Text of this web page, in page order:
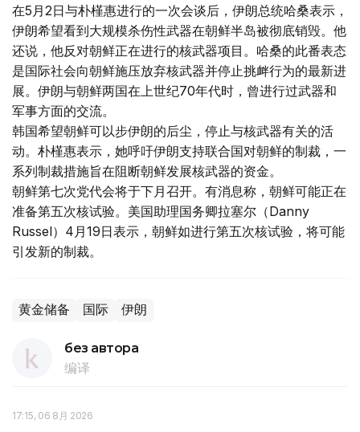
在5月2日与朴槿惠进行的一次会谈后，伊朗总统哈桑表示，
伊朗希望看到大规模杀伤性武器在朝鲜半岛被彻底销毁。他
还说，他反对朝鲜正在进行的核武器项目。哈桑的此番表态
是国际社会向朝鲜施压放弃核武器并停止挑衅行为的最新进
展。伊朗与朝鲜两国在上世纪70年代时，曾进行过武器和
军事方面的交流。
韩国希望朝鲜可以步伊朗的后尘，停止与核武器有关的活
动。朴槿惠表示，她呼吁伊朗支持联合国对朝鲜的制裁，一
系列制裁措施旨在阻断朝鲜发展核武器的资金。
朝鲜第七次党代会将于下月召开。有消息称，朝鲜可能正在
准备第五次核试验。美国助理国务卿拉塞尔（Danny
Russel）4月19日表示，朝鲜如进行第五次核试验，将可能
引发新的制裁。
黄金储备 国际 伊朗
без автора
编译
17:15, 06 8月 2026